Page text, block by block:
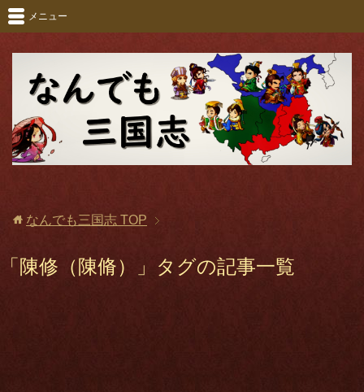
メニュー
なんでも三国志 TOP
「陳修（陳脩）」タグの記事一覧